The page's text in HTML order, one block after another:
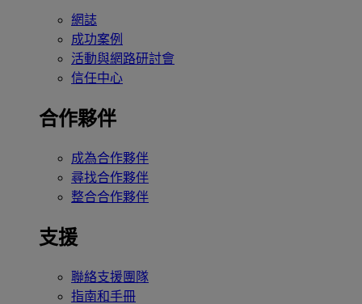
網誌
成功案例
活動與網路研討會
信任中心
合作夥伴
成為合作夥伴
尋找合作夥伴
整合合作夥伴
支援
聯絡支援團隊
指南和手冊